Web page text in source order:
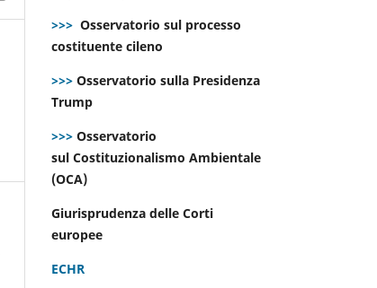
>>> Osservatorio sul processo
costituente cileno
>>> Osservatorio sulla Presidenza
Trump
>>> Osservatorio
sul Costituzionalismo Ambientale
(OCA)
Giurisprudenza delle Corti
europee
ECHR